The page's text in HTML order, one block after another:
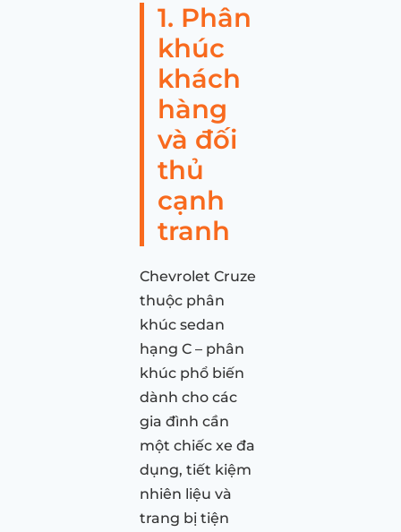
1. Phân
khúc
khách
hàng
và đối
thủ
cạnh
tranh
Chevrolet Cruze
thuộc phân
khúc sedan
hạng C – phân
khúc phổ biến
dành cho các
gia đình cần
một chiếc xe đa
dụng, tiết kiệm
nhiên liệu và
trang bị tiện